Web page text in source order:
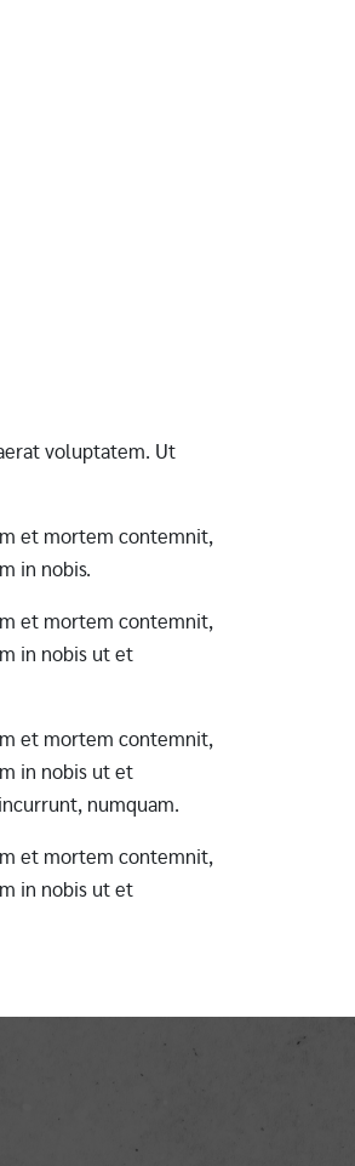
voluptatem. Ut
et mortem contemnit,
in nobis.
et mortem contemnit,
in nobis ut et
et mortem contemnit,
in nobis ut et
numquam.
et mortem contemnit,
in nobis ut et